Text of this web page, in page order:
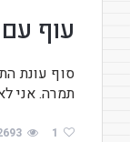
עוף
סוף עונת
תמרה. אני
1